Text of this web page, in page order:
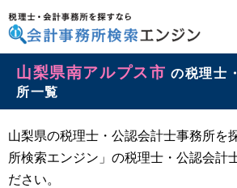
税理士・会計事務所を探すなら 会計
事務所検索エンジン
山梨県南アルプス市 の税理士
所一覧
山梨県の税理士・公認会計士事務所を
所検索エンジン」の税理士・公認会計
ださい。